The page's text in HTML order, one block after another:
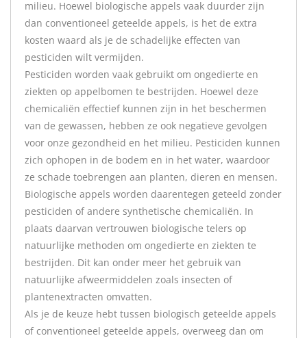
milieu. Hoewel biologische appels vaak duurder zijn
dan conventioneel geteelde appels, is het de extra
kosten waard als je de schadelijke effecten van
pesticiden wilt vermijden.
Pesticiden worden vaak gebruikt om ongedierte en
ziekten op appelbomen te bestrijden. Hoewel deze
chemicaliën effectief kunnen zijn in het beschermen
van de gewassen, hebben ze ook negatieve gevolgen
voor onze gezondheid en het milieu. Pesticiden kunnen
zich ophopen in de bodem en in het water, waardoor
ze schade toebrengen aan planten, dieren en mensen.
Biologische appels worden daarentegen geteeld zonder
pesticiden of andere synthetische chemicaliën. In
plaats daarvan vertrouwen biologische telers op
natuurlijke methoden om ongedierte en ziekten te
bestrijden. Dit kan onder meer het gebruik van
natuurlijke afweermiddelen zoals insecten of
plantenextracten omvatten.
Als je de keuze hebt tussen biologisch geteelde appels
of conventioneel geteelde appels, overweeg dan om